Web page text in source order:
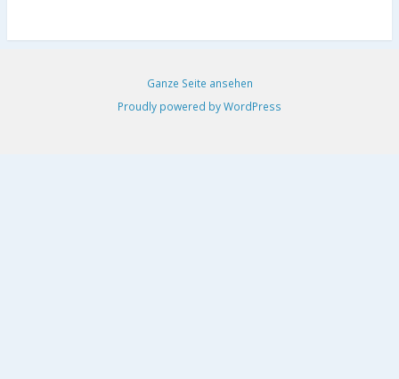
Ganze Seite ansehen
Proudly powered by WordPress